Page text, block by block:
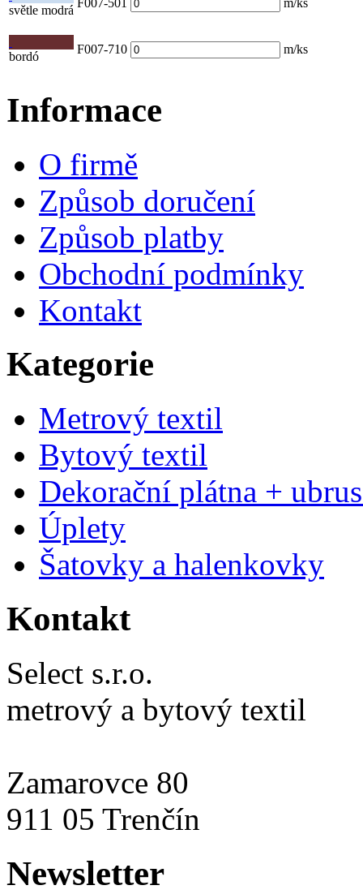
světle modrá
bordó
F007-710 m/ks
Informace
O firmě
Způsob doručení
Způsob platby
Obchodní podmínky
Kontakt
Kategorie
Metrový textil
Bytový textil
Dekorační plátna +
Úplety
Šatovky a halenkovky
Kontakt
Select s.r.o.
metrový a bytový textil
Zamarovce 80
911 05 Trenčín
Newsletter